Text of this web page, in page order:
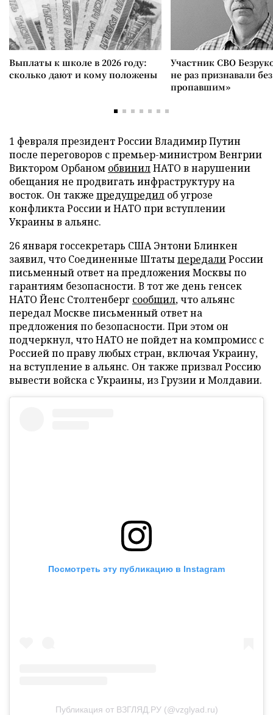
Выплаты к школе в 2026 году:
сколько дают и кому положены
Участник СВО
не раз признавали
пропавшим»
1 февраля президент России Владимир Путин
после переговоров с премьер-министром Венгрии
Виктором Орбаном обвинилНАТО в нарушении
обещания не продвигать инфраструктуру на
восток. Он также предупредил об угрозе
конфликта России и НАТО при вступлении
Украины в альянс.
26 января госсекретарь США Энтони Блинкен
заявил, что Соединенные ШтатыпередалиРоссии
письменный ответ на предложения Москвы по
гарантиям безопасности. В тот же день генсек
НАТО Йенс Столтенберг сообщил, что альянс
передал Москве письменный ответ на
предложения по безопасности. При этом он
подчеркнул, что НАТО не пойдет на компромисс с
Россией по праву любых стран, включая Украину,
на вступление в альянс. Он также призвал Россию
вывести войска с Украины, из Грузии и Молдавии.
Посмотреть эту публикацию в Instagram
Публикация от ВЗГЛЯД.РУ (@vzglyad.ru)